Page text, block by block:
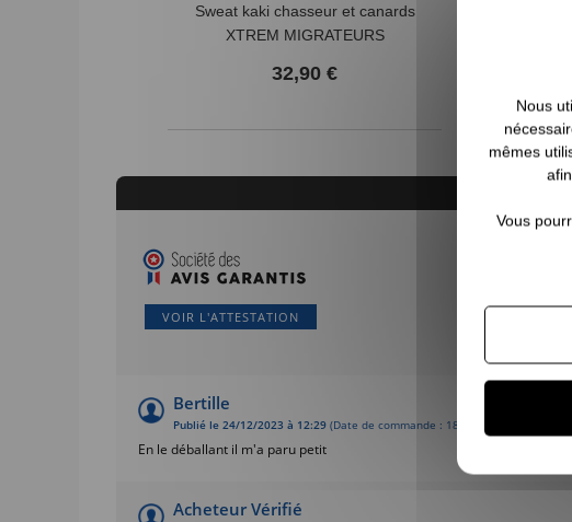
Sweat kaki chasseur et canards
XTREM MIGRATEURS
32,90 €
VOIR L'ATTESTATION
Bertille
Publié le 24/12/2023 à 12:29 (Date de commande : 18/12/2023)
En le déballant il m'a paru petit
Acheteur Vérifié
Nous
mêmes
Vous